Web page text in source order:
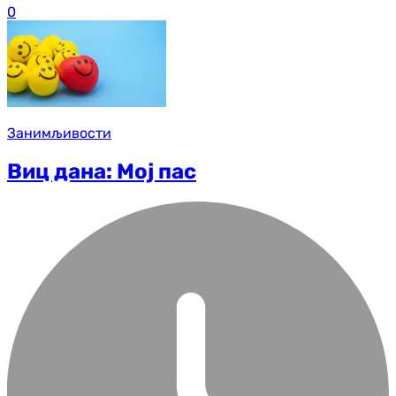
0
Занимљивости
Виц дана: Мој пас